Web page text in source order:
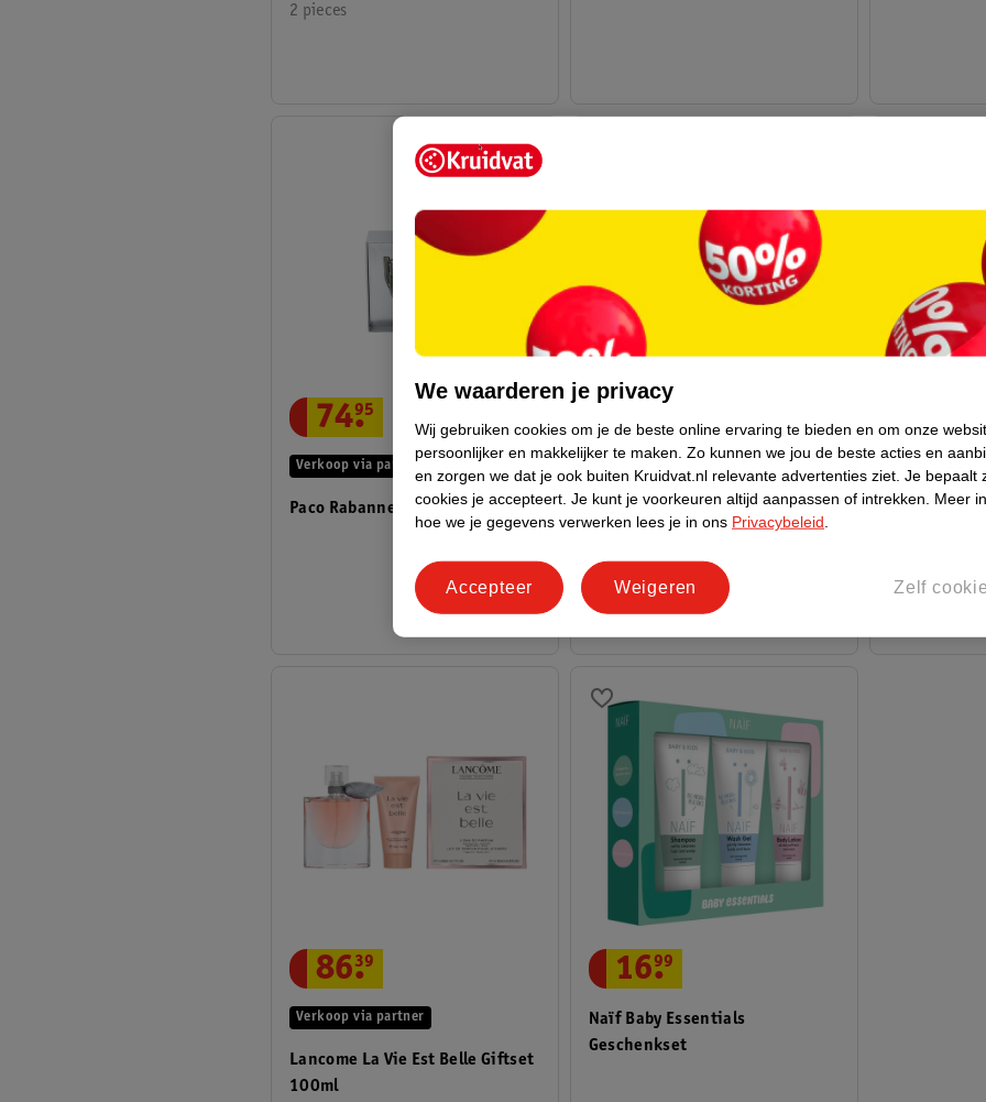
2 pieces
Paco Rabanne Invictus Giftset
Verkoop via partner
74.
95
Armani Si Passione Giftset 54 Ml
Edp Spray 50ml/Vertigo Lift
Mascara 4ml, 54
97.
Sense Of
Geschenkset
10.
Lancome La Vie Est Belle Giftset
100ml
Verkoop via partner
86.
39
Naïf Baby Essentials
Geschenkset
16.
99
We waarderen je privacy
Wij gebruiken cookies om je de beste online ervaring te bieden en om onze
persoonlijker en makkelijker te maken. Zo kunnen we jou de beste acties en
en zorgen we dat je ook buiten Kruidvat.nl relevante advertenties ziet. Je bepaalt
cookies je accepteert. Je kunt je voorkeuren altijd aanpassen of intrekken.
Meer
hoe we je gegevens verwerken lees je in ons Privacybeleid
Zelf
Weigeren
Accepteer